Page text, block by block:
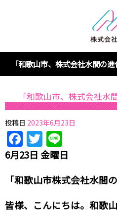
「和歌山市、株式会社水間の進
「和歌山市、株式会社水
投稿日 2023年6月23日
Facebook
Twitter
6月23日 金曜日
「和歌山市株式会社水間
皆様、こんにちは。和歌